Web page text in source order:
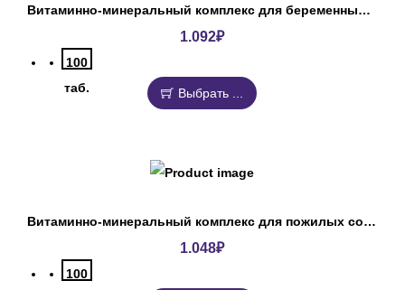
Витаминно-минеральный комплекс для беременных и кормящих собак Юнитабс
1.092₽
100
таб.
Выбрать ...
Витаминно-минеральный комплекс для пожилых собак Юнитабс
1.048₽
100